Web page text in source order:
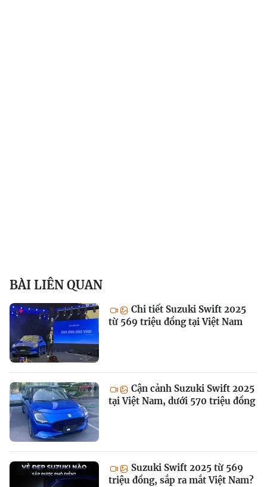
BÀI LIÊN QUAN
Chi tiết Suzuki Swift 2025
từ 569 triệu đồng tại Việt Nam
Cận cảnh Suzuki Swift 2025
tại Việt Nam, dưới 570 triệu đồng
Suzuki Swift 2025 từ 569
triệu đồng, sắp ra mắt Việt Nam?